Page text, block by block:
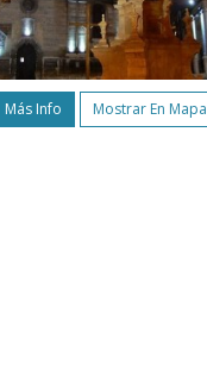
Más Info Mostrar En Mapa